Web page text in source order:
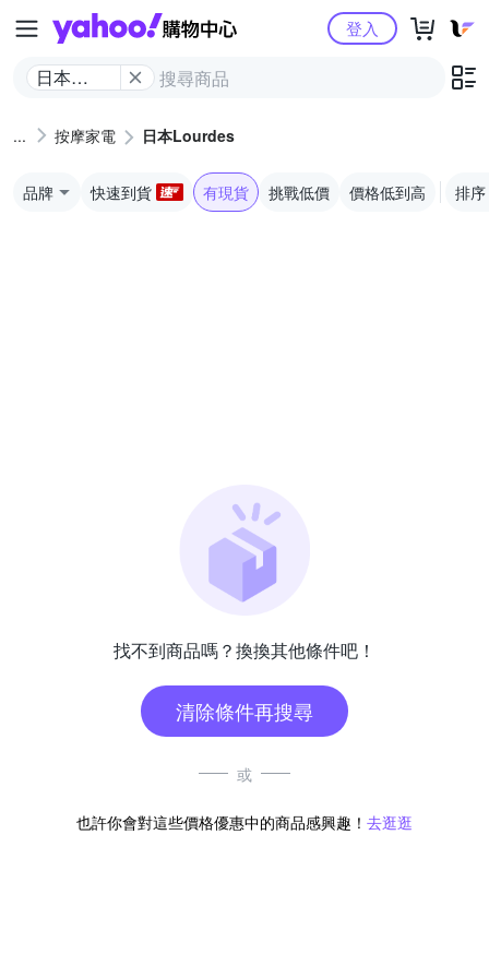
Yahoo購物中心
日本
登入
按摩家電 日本Lourdes
品牌 快速到貨 有現貨 挑戰低價 價格低到高 排序
找不到商品嗎？換換其他條件吧！
清除條件再搜尋
或
也許你會對這些價格優惠中的商品感興趣！ 去逛逛